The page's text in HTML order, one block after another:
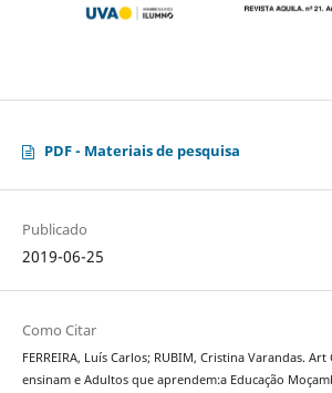
PDF - Materiais de pesquisa
Publicado
2019-06-25
Como Citar
FERREIRA, Luís Carlos; RUBIM, Cristina Varandas.
ensinam e Adultos que aprendem:a Educação